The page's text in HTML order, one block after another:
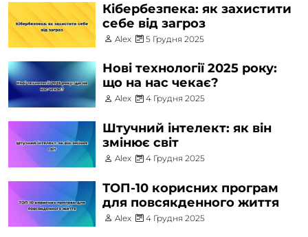
Кібербезпека: як захистити
себе від загроз
Alex 5 Грудня 2025
Нові технології 2025 року:
що на нас чекає?
Alex 4 Грудня 2025
Штучний інтелект: як він
змінює світ
Alex 4 Грудня 2025
ТОП-10 корисних програм
для повсякденного життя
Alex 4 Грудня 2025